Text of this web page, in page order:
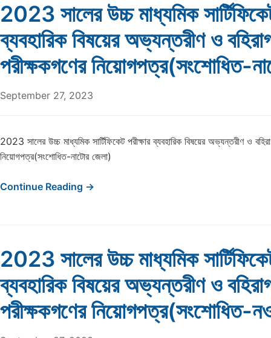
2023 সালের উচ্চ মাধ্যমিক
ব্যবহারিক বিষয়ের অভ্যন্তরীণ ও
পরীক্ষকগণের নিয়োগপত্র(সংশোধিত-
September 27, 2023
2023 সালের উচ্চ মাধ্যমিক সার্টিফিকেট পরীক্ষার ব্যবহারিক বিষয়ের অভ্যন্তরীণ ও
নিয়োগপত্র(সংশোধিত-নাটোর জেলা)
Continue Reading →
2023 সালের উচ্চ মাধ্যমিক
ব্যবহারিক বিষয়ের অভ্যন্তরীণ ও
পরীক্ষকগণের নিয়োগপত্র(সংশোধিত-